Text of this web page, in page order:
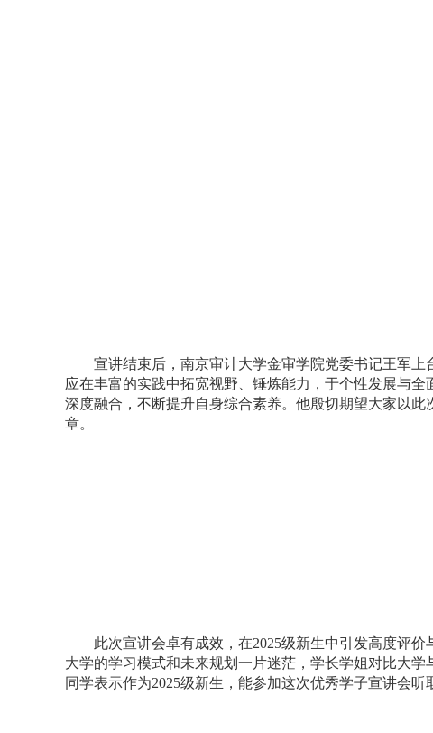
宣讲结束后，南京审计大学金审学院党委书记王军
应在丰富的实践中拓宽视野、锤炼能力，于个性发展与
深度融合，不断提升自身综合素养。他殷切期望大家以
章。
此次宣讲会卓有成效，在2025级新生中引发高度评价
大学的学习模式和未来规划一片迷茫，学长学姐对比大
同学表示作为2025级新生，能参加这次优秀学子宣讲会听